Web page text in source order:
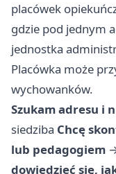
placówek
gdzie pod jednym
jednostka
Placówka może
wychowanków.
Szukam adresu i
siedziba Chcę
lub pedagogiem
dowiedzieć się,